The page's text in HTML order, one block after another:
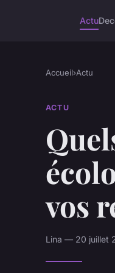
Actu
Accueil›Actu
ACTU
vos
Lina — 20 juillet